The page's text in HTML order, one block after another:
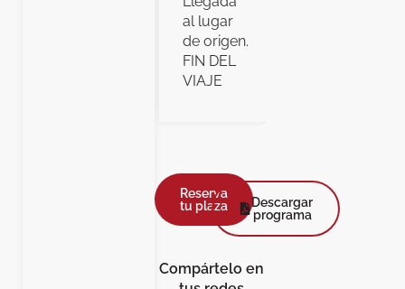
al lugar
de origen.
FIN DEL
VIAJE
Reserva
tu plaza
Descargar
programa
Compártelo en